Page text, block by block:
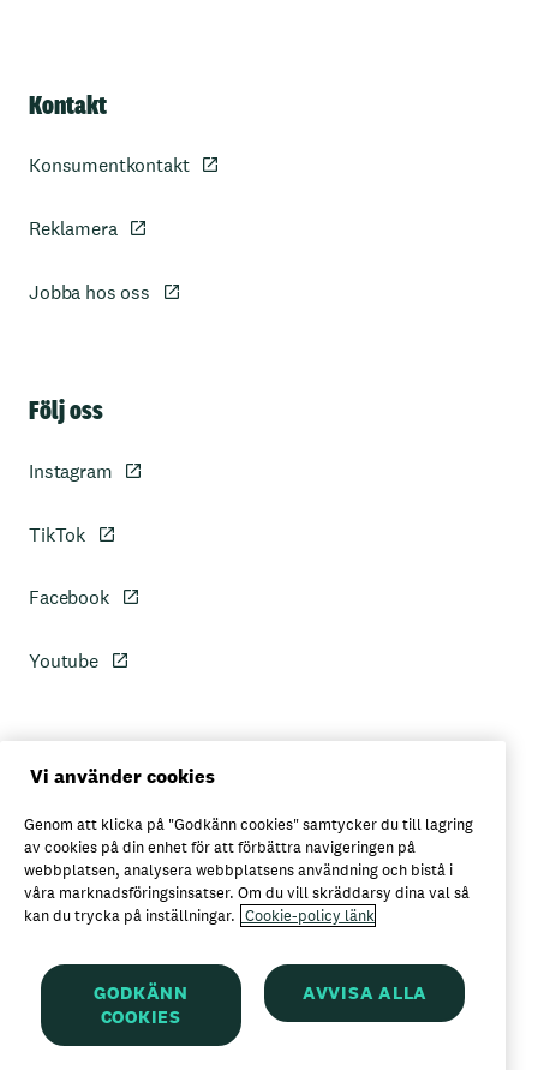
Kontakt
Konsumentkontakt
Reklamera
Jobba hos oss
Följ oss
Instagram
TikTok
Facebook
Youtube
Personuppgiftspolicy
Axfoods integritetspolicy
Här kan du köpa Garant
Vi använder cookies
Genom att klicka på "Godkänn cookies" samtycker du till lagring
av cookies på din enhet för att förbättra navigeringen på
webbplatsen, analysera webbplatsens användning och bistå i
våra marknadsföringsinsatser. Om du vill skräddarsy dina val så
kan du trycka på inställningar. Cookie-policy länk
GODKÄNN
COOKIES
AVVISA ALLA